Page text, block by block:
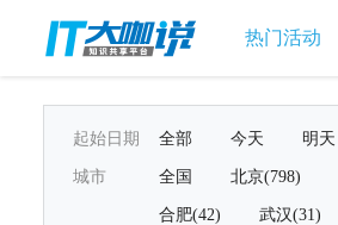
热门活动
起始日期 全部 今天 明天
城市 全国 北京(798)
合肥(42) 武汉(31)